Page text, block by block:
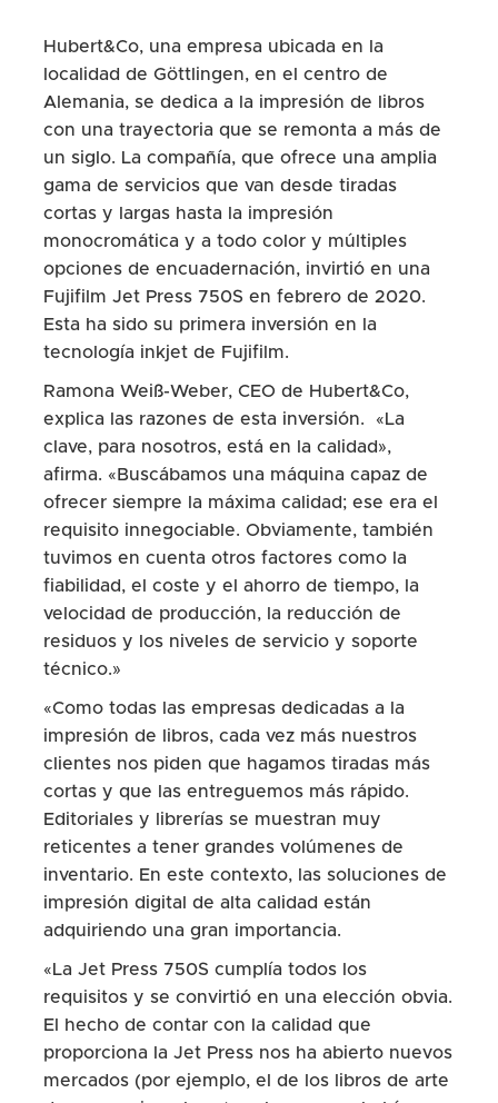
Hubert&Co, una empresa ubicada en la
localidad de Göttlingen, en el centro de
Alemania, se dedica a la impresión de libros
con una trayectoria que se remonta a más de
un siglo. La compañía, que ofrece una amplia
gama de servicios que van desde tiradas
cortas y largas hasta la impresión
monocromática y a todo color y múltiples
opciones de encuadernación, invirtió en una
Fujifilm Jet Press 750S en febrero de 2020.
Esta ha sido su primera inversión en la
tecnología inkjet de Fujifilm.
Ramona Weiß-Weber, CEO de Hubert&Co,
explica las razones de esta inversión. «La
clave, para nosotros, está en la calidad»,
afirma. «Buscábamos una máquina capaz de
ofrecer siempre la máxima calidad; ese era el
requisito innegociable. Obviamente, también
tuvimos en cuenta otros factores como la
fiabilidad, el coste y el ahorro de tiempo, la
velocidad de producción, la reducción de
residuos y los niveles de servicio y soporte
técnico.»
«Como todas las empresas dedicadas a la
impresión de libros, cada vez más nuestros
clientes nos piden que hagamos tiradas más
cortas y que las entreguemos más rápido.
Editoriales y librerías se muestran muy
reticentes a tener grandes volúmenes de
inventario. En este contexto, las soluciones de
impresión digital de alta calidad están
adquiriendo una gran importancia.
«La Jet Press 750S cumplía todos los
requisitos y se convirtió en una elección obvia.
El hecho de contar con la calidad que
proporciona la Jet Press nos ha abierto nuevos
mercados (por ejemplo, el de los libros de arte